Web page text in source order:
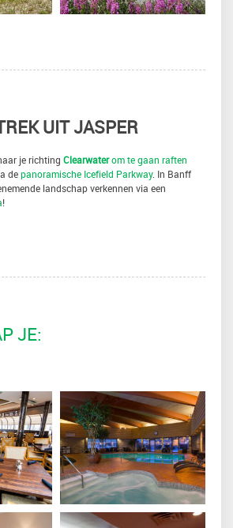
UIT JASPER
je richting Clearwaterom te gaan raften
depanoramische Icefield Parkway. In Banff
landschap verkennen via een
!
JE: